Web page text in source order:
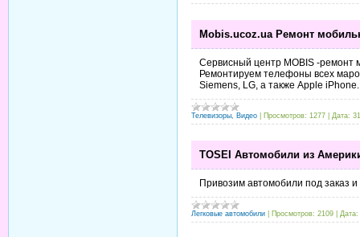
Mobis.ucoz.ua Ремонт
Сервисный центр MOBIS -ремонт
Ремонтируем телефоны всех
Siemens, LG, а также Apple
Телевизоры, Видео Просмотров: 1277 Дата:
TOSEI Автомобили из
Привозим автомобили под заказ
Легковые автомобили Просмотров: 2109 Дата: